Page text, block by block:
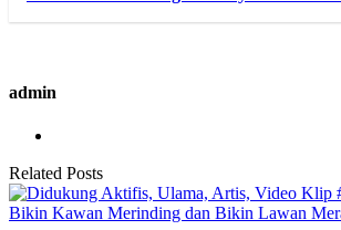
admin
Related Posts